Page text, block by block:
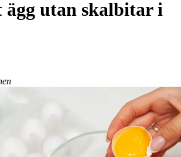
ägg utan skalbitar i